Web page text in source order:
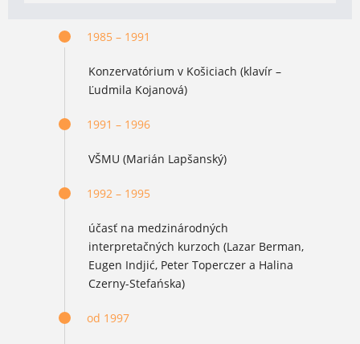
1985 – 1991
Konzervatórium v Košiciach (klavír –
Ľudmila Kojanová)
1991 – 1996
VŠMU (Marián Lapšanský)
1992 – 1995
účasť na medzinárodných
interpretačných kurzoch (Lazar Berman,
Eugen Indjić, Peter Toperczer a Halina
Czerny-Stefańska)
od 1997